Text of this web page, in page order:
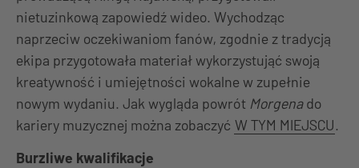
nietuzinkową zapowiedź wideo. Wychodząc
naprzeciw oczekiwaniom fanów, zgodnie z tradycją
ekipa przygotowała materiał wykorzystująć swoją
kreatywność i umiejętności wokalne w zupełnie
nowym wydaniu. Jak wygląda powrót Morgenado
kariery muzycznej można zobaczyć W TYM MIEJSCU.
Burzliwe kwalifikacje